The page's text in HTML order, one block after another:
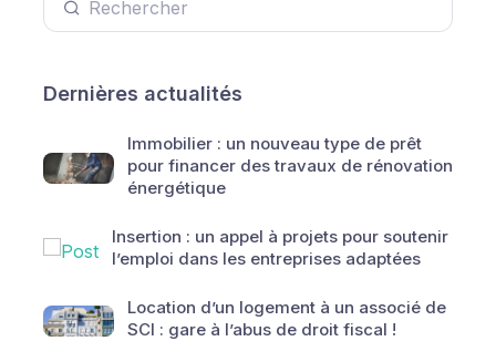
Dernières actualités
Immobilier : un nouveau type de prêt
pour financer des travaux de rénovation
énergétique
Insertion : un appel à projets pour soutenir
l’emploi dans les entreprises adaptées
Location d’un logement à un associé de
SCI : gare à l’abus de droit fiscal !